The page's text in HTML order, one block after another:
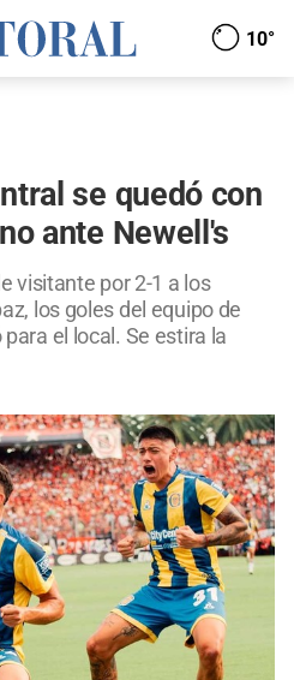
10°
se quedó con
ante Newell's
visitante por 2-1 a los
los goles del equipo de
el local. Se estira la